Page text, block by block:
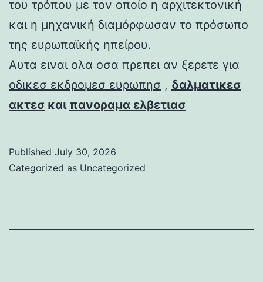
του τρόπου με τον οποίο η αρχιτεκτονική
και η μηχανική διαμόρφωσαν το πρόσωπο
της ευρωπαϊκής ηπείρου.
Αυτα ειναι ολα οσα πρεπει αν ξερετε για
οδικεσ εκδρομεσ ευρωπησ , δαλματικεσ
ακτεσ και πανοραμα ελβετιασ
Published July 30, 2026
Categorized as Uncategorized